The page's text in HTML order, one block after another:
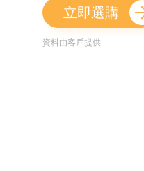
立即選購
資料由客戶提供